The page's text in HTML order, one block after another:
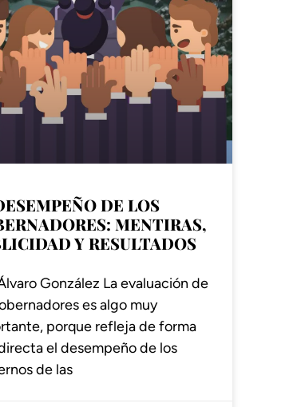
DE LOS
MENTIRAS,
Y RESULTADOS
González La evaluación de
es algo muy
porque refleja de forma
el desempeño de los
de las